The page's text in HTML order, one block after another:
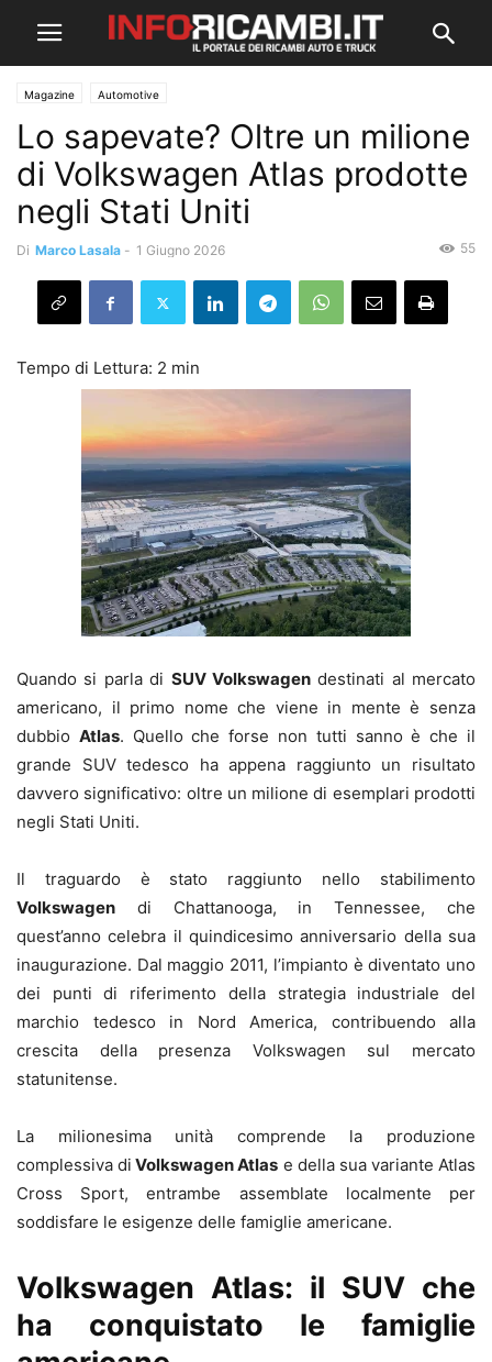
Magazine Automotive
Lo sapevate? Oltre un milione
di Volkswagen Atlas prodotte
negli Stati Uniti
Di Marco Lasala - 1 Giugno 2026 55
Quando si parla di SUV Volkswagendestinati al mercato
americano, il primo nome che viene in mente è senza
dubbio Atlas. Quello che forse non tutti sanno è che il
grande SUV tedesco ha appena raggiunto un risultato
davvero significativo: oltre un milione di esemplari prodotti
negli Stati Uniti.
Il traguardo è stato raggiunto nello stabilimento
Volkswagen di Chattanooga, in Tennessee, che
quest’anno celebra il quindicesimo anniversario della sua
inaugurazione. Dal maggio 2011, l’impianto è diventato uno
dei punti di riferimento della strategia industriale del
marchio tedesco in Nord America, contribuendo alla
crescita della presenza Volkswagen sul mercato
statunitense.
La milionesima unità comprende la produzione
complessiva di Volkswagen Atlas e della sua variante Atlas
Cross Sport, entrambe assemblate localmente per
soddisfare le esigenze delle famiglie americane.
Volkswagen Atlas: il SUV che
ha conquistato le famiglie